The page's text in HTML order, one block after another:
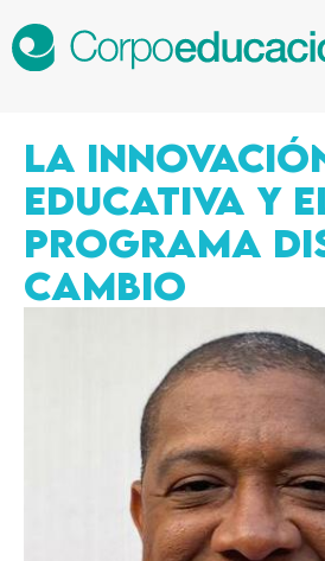
LA
EDUCATIVA Y
PROGRAMA
CAMBIO